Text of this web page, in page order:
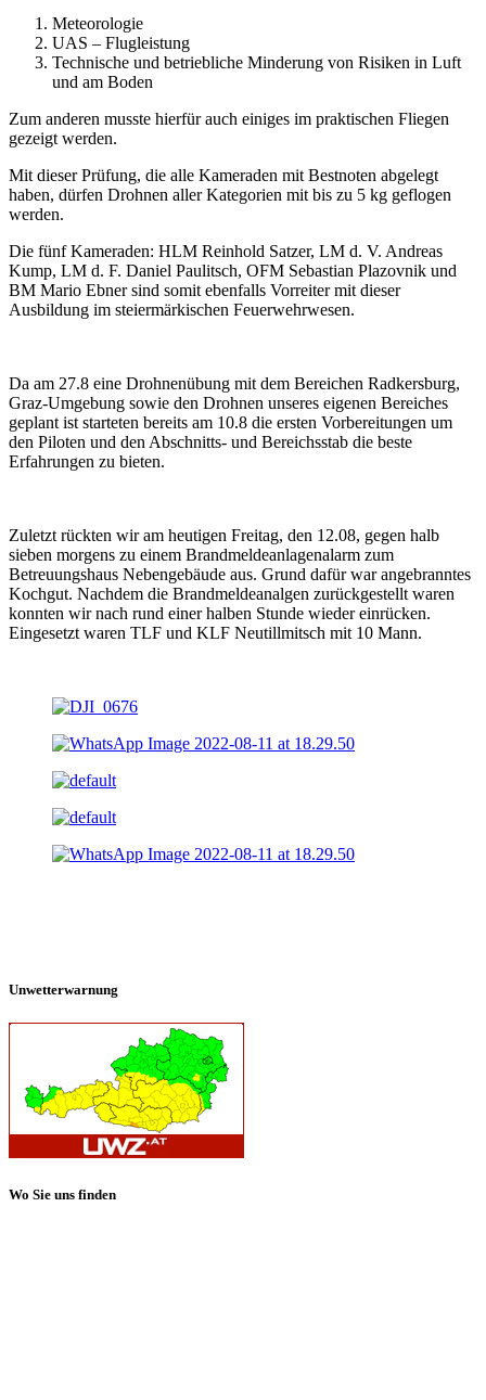
Meteorologie
UAS – Flugleistung
Technische und betriebliche Minderung von Risiken in Luft
und am Boden
Zum anderen musste hierfür auch einiges im praktischen Fliegen
gezeigt werden.
Mit dieser Prüfung, die alle Kameraden mit Bestnoten abgelegt
haben, dürfen Drohnen aller Kategorien mit bis zu 5 kg geflogen
werden.
Die fünf Kameraden: HLM Reinhold Satzer, LM d. V. Andreas
Kump, LM d. F. Daniel Paulitsch, OFM Sebastian Plazovnik und
BM Mario Ebner sind somit ebenfalls Vorreiter mit dieser
Ausbildung im steiermärkischen Feuerwehrwesen.
Da am 27.8 eine Drohnenübung mit dem Bereichen Radkersburg,
Graz-Umgebung sowie den Drohnen unseres eigenen Bereiches
geplant ist starteten bereits am 10.8 die ersten Vorbereitungen um
den Piloten und den Abschnitts- und Bereichsstab die beste
Erfahrungen zu bieten.
Zuletzt rückten wir am heutigen Freitag, den 12.08, gegen halb
sieben morgens zu einem Brandmeldeanlagenalarm zum
Betreuungshaus Nebengebäude aus. Grund dafür war angebranntes
Kochgut. Nachdem die Brandmeldeanalgen zurückgestellt waren
konnten wir nach rund einer halben Stunde wieder einrücken.
Eingesetzt waren TLF und KLF Neutillmitsch mit 10 Mann.
Unwetterwarnung
Wo Sie uns finden